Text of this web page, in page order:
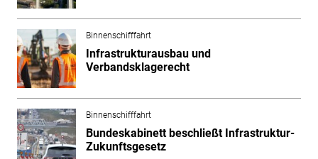
Binnenschifffahrt
Infrastrukturausbau und
Verbandsklagerecht
Binnenschifffahrt
Bundeskabinett beschließt Infrastruktur-
Zukunftsgesetz